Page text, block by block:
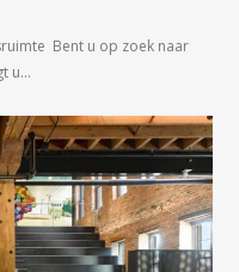
Bent u op zoek naar
u…